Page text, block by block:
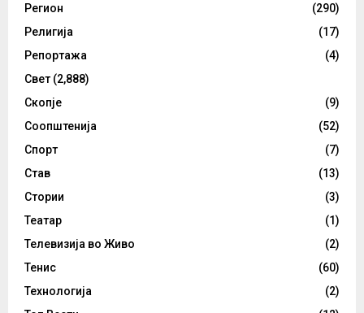
Регион
(290)
Религија
(17)
Репортажа
(4)
Свет (2,888)
Скопје
(9)
Соопштенија
(52)
Спорт
(7)
Став
(13)
Стории
(3)
Театар
(1)
Телевизија во Живо
(2)
Тенис
(60)
Технологија
(2)